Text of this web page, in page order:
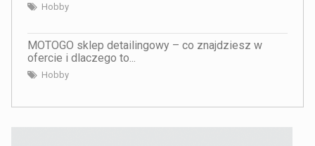
Hobby
MOTOGO sklep detailingowy – co znajdziesz w
ofercie i dlaczego to...
Hobby